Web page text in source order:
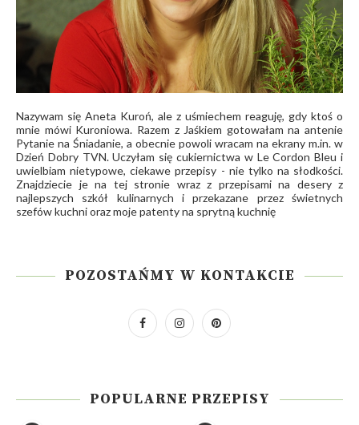
Nazywam się Aneta Kuroń, ale z uśmiechem reaguję, gdy ktoś o
mnie mówi Kuroniowa. Razem z Jaśkiem gotowałam na antenie
Pytanie na Śniadanie, a obecnie powoli wracam na ekrany m.in. w
Dzień Dobry TVN. Uczyłam się cukiernictwa w Le Cordon Bleu i
uwielbiam nietypowe, ciekawe przepisy - nie tylko na słodkości.
Znajdziecie je na tej stronie wraz z przepisami na desery z
najlepszych szkół kulinarnych i przekazane przez świetnych
szefów kuchni oraz moje patenty na sprytną kuchnię
POZOSTAŃMY W KONTAKCIE
POPULARNE PRZEPISY